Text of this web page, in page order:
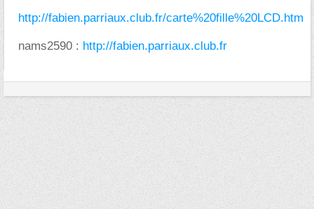
http://fabien.parriaux.club.fr/carte%20fille%20LCD.htm
nams2590 : http://fabien.parriaux.club.fr